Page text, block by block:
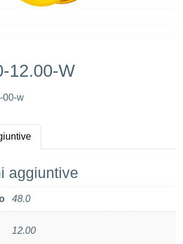
12.00-W
00-w
aggiuntive
48.0
12.00